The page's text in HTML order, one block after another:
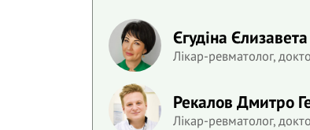
Єгудіна
Лікар-ревматолог,
Рекалов Дмитро
Лікар-ревматолог,